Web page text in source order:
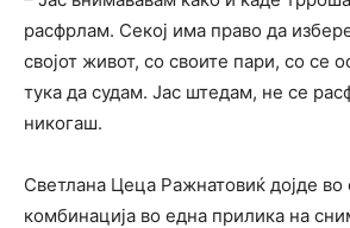
расфрлам. Секој има право да
својот живот, со своите пари, со се
тука да судам. Јас штедам, не се
никогаш.
Светлана Цеца Ражнатовиќ дојде
комбинација во една прилика на